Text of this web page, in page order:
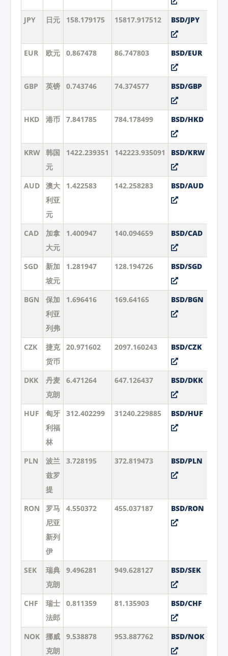
JPY 日元 158.179175 15817.917512 BSD/JPY
EUR 欧元 0.867478 86.747803 BSD/EUR
GBP 英镑 0.743746 74.374577 BSD/GBP
HKD 港币 7.841785 784.178499 BSD/HKD
KRW 韩国
元
1422.239351 142223.935091 BSD/KRW
AUD
澳大
利亚
元
1.422583 142.258283 BSD/AUD
CAD
加拿
大元
1.400947 140.094659 BSD/CAD
SGD
新加
坡元
1.281947 128.194726 BSD/SGD
BGN
保加
利亚
列弗
1.696416 169.64165 BSD/BGN
CZK
捷克
货币
20.971602 2097.160243 BSD/CZK
DKK
丹麦
克朗
6.471264 647.126437 BSD/DKK
HUF
匈牙
利福
林
312.402299 31240.229885 BSD/HUF
PLN
波兰
兹罗
提
3.728195 372.819473 BSD/PLN
RON
罗马
尼亚
新列
伊
4.550372 455.037187 BSD/RON
SEK
瑞典
克朗
9.496281 949.628127 BSD/SEK
CHF
瑞士
法郎
0.811359 81.135903 BSD/CHF
NOK
挪威
克朗
9.538878 953.887762 BSD/NOK